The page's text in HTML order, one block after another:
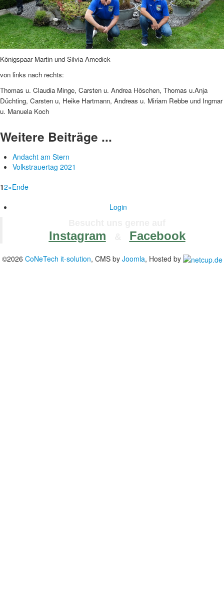
Königspaar Martin und Silvia Amedick
von links nach rechts:
Thomas u. Claudia Minge, Carsten u. Andrea Höschen, Thomas u.Anja
Düchting, Carsten u, Heike Hartmann, Andreas u. Miriam Rebbe und Ingmar
u. Manuela Koch
Weitere Beiträge ...
Andacht am Stern
Volkstrauertag 2021
12»Ende
Login
Instagram Facebook
©2026 CoNeTech it-solution, CMS by Joomla, Hosted by